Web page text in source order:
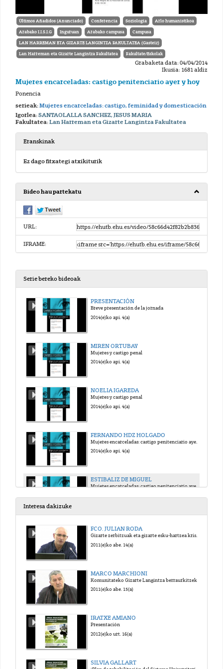
Últimos Añadidos (Anunciado) Conferencia Soziologia Arlo humanistikoa
Arabako I.I.S.I.G Inguruan Arabako campusa Campusa
LAN HARREMAN ETA GIZARTE LANGINTZA FAKULTATEA (Gasteiz)
Lan Harreman eta Gizarte Langintza Fakultatea Fakultate/Eskolak
Grabaketa data: 04/04/2014
Ikusia: 1681 aldiz
Mujeres encarceladas: castigo penitenciario ayer y hoy
Ponencia
serieak:Mujeres encarceladas: castigo, feminidad y domesticación
Igorlea:SANTAOLALLA SANCHEZ, JESUS MARIA
Fakultatea:Lan Harreman eta Gizarte Langintza Fakultatea
Eranskinak
Ez dago fitxategi atxikiturik
Bideo hau partekatu
URL:
IFRAME:
Serie bereko bideoak
PRESENTACIÓN
Breve presentación de la jornada
2014(e)ko api. 4(a)
MIREN ORTUBAY
Mujeres y castigo penal
2014(e)ko api. 4(a)
NOELIA IGAREDA
Mujeres y castigo penal
2014(e)ko api. 4(a)
FERNANDO HDZ HOLGADO
Mujeres encarceladas: castigo penitenciario ayer y hoy
2014(e)ko api. 4(a)
ESTIBALIZ DE MIGUEL
Mujeres encarceladas: castigo penitenciario ayer y hoy
Experiencias de transformación
Interesa dakizuke
FCO. JULIAN RODA
Gizarte zerbitzuak eta gizarte esku-hartzea krisi garaietan: bilakaera eta joerak
2011(e)ko abe. 14(a)
MARCO MARCHIONI
2011(e)ko abe. 15(a)
IRATXE AMIANO
Presentación
2012(e)ko urt. 16(a)
SILVIA GALLART